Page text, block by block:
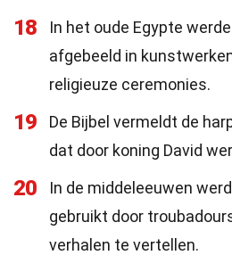
18
In het oude Egypte
afgebeeld in
religieuze ceremonies.
19
De Bijbel vermeldt de
dat door koning David
20
In de middeleeuwen
gebruikt door
verhalen te vertellen.